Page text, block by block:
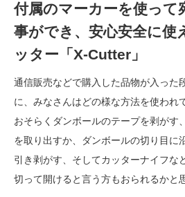
付属のマーカーを使って
事ができ、安心安全に使
ッター「X-Cutter」
通信販売などで購入した品物が入った
に、みなさんはどの様な方法を使われ
おそらくダンボールのテープを剥がす
を取り出すか、ダンボールの切り目に
引き剥がす、そしてカッターナイフな
切って開けると言う方もおられるかと